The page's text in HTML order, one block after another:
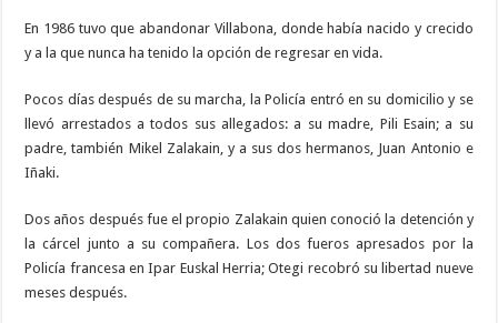
En 1986 tuvo que abandonar Villabona, donde había nacido y crecido
y a la que nunca ha tenido la opción de regresar en vida.
Pocos días después de su marcha, la Policía entró en su domicilio y se
llevó arrestados a todos sus allegados: a su madre, Pili Esain; a su
padre, también Mikel Zalakain, y a sus dos hermanos, Juan Antonio e
Iñaki.
Dos años después fue el propio Zalakain quien conoció la detención y
la cárcel junto a su compañera. Los dos fueros apresados por la
Policía francesa en Ipar Euskal Herria; Otegi recobró su libertad nueve
meses después.